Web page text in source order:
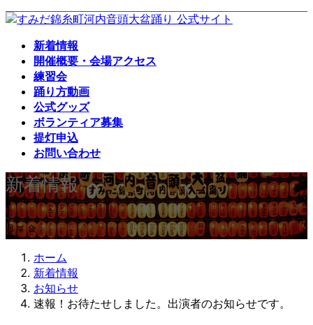
コ
ナ
新着情報
開催概要・会場アクセス
練習会
踊り方動画
公式グッズ
ボランティア募集
提灯申込
お問い合わせ
新着情報
ホーム
新着情報
お知らせ
速報！お待たせしました。出演者のお知らせです。